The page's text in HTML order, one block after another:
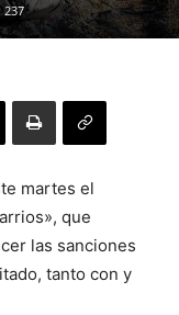
237
martes el
que
las sanciones
tanto con y